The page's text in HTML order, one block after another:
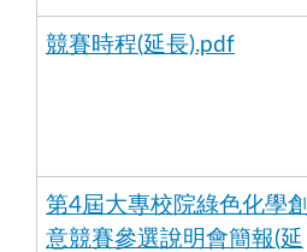
競賽時程(延長).pdf
第4屆大專校院綠色化學創
意競賽參選說明會簡報(延